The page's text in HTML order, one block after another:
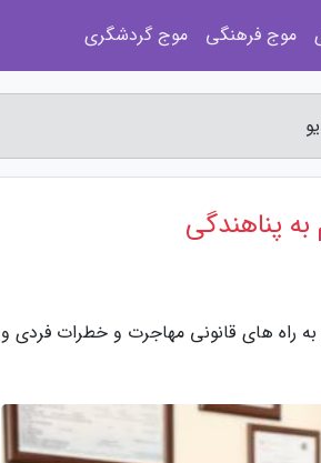
پناهندگی
راه های قانونی مهاجرت و خطرات فردی و
موج فرهنگی موج گردشگری